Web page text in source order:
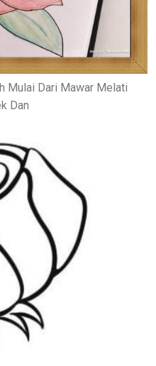
Mulai Dari Mawar Melati
Dan